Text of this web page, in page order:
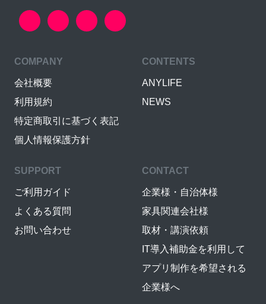
COMPANY
会社概要
利用規約
特定商取引に基づく表記
個人情報保護方針
CONTENTS
ANYLIFE
NEWS
SUPPORT
ご利用ガイド
よくある質問
お問い合わせ
CONTACT
企業様・自治体様
家具関連会社様
取材・講演依頼
IT導入補助金を利用して
アプリ制作を希望される
企業様へ